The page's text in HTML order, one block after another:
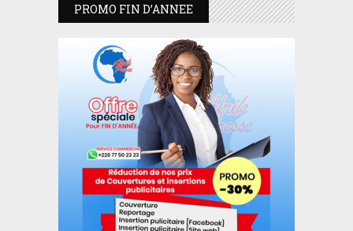
PROMO FIN D’ANNEE